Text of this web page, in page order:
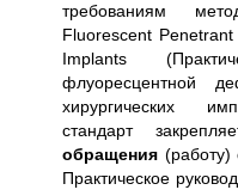
требованиям
Fluorescent
Implants
флуоресцентной
хирургических
стандарт
обращения
Практическое